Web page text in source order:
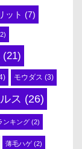
ット (7)
(21)
モウダス (3)
ス (26)
ンキング (2)
薄毛ハゲ(2)